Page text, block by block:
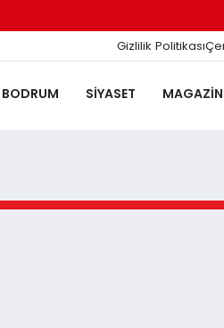
Gizlilik Politikası
SIYASET MAGAZIN